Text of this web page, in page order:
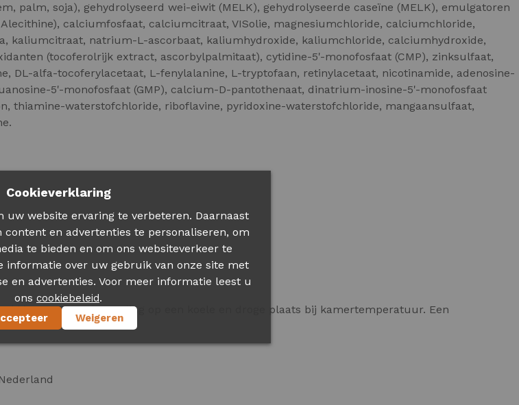
palm, soja), gehydrolyseerd wei-eiwit (MELK), gehydrolyseerde caseïne (MELK), emulgatoren
calciumfosfaat, calciumcitraat, VISolie, magnesiumchloride, calciumchloride,
kaliumcitraat, natrium-L-ascorbaat, kaliumhydroxide, kaliumchloride, calciumhydroxide,
(tocoferolrijk extract, ascorbylpalmitaat), cytidine-5'-monofosfaat (CMP), zinksulfaat,
DL-alfa-tocoferylacetaat, L-fenylalanine, L-tryptofaan, retinylacetaat, nicotinamide, adenosine-
5'-monofosfaat (GMP), calcium-D-pantothenaat, dinatrium-inosine-5'-monofosfaat
thiamine-waterstofchloride, riboflavine, pyridoxine-waterstofchloride, mangaansulfaat,
Bewaar de voeding op een koele en droge plaats bij kamertemperatuur. Een
Cookieverklaring
uw website ervaring te verbeteren. Daarnaast
content en advertenties te personaliseren, om
te bieden en om ons websiteverkeer te
informatie over uw gebruik van onze site met
en advertenties. Voor meer informatie leest u
ons cookiebeleid.
Weigeren